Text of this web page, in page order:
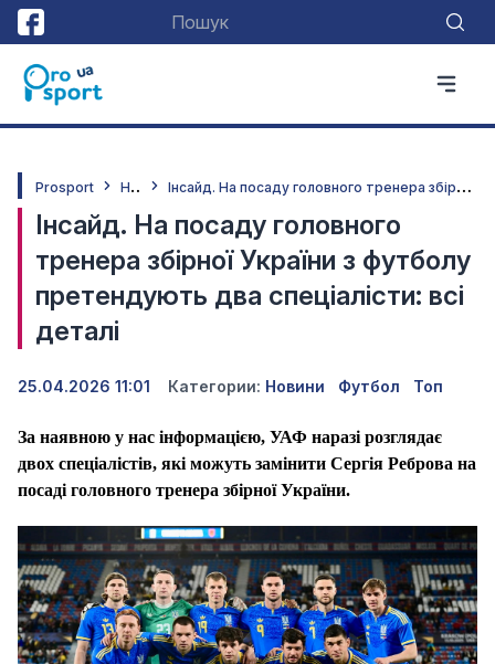
Prosport Н
овини І
нсайд. На посаду головного тренера збірної України з футболу претендують два спеціалісти: всі деталі
Інсайд. На посаду головного
тренера збірної України з футболу
претендують два спеціалісти: всі
деталі
25.04.2026 11:01 Категории: Новини Футбол Топ
За наявною у нас інформацією, УАФ наразі розглядає
двох спеціалістів, які можуть замінити Сергія Реброва на
посаді головного тренера збірної України.